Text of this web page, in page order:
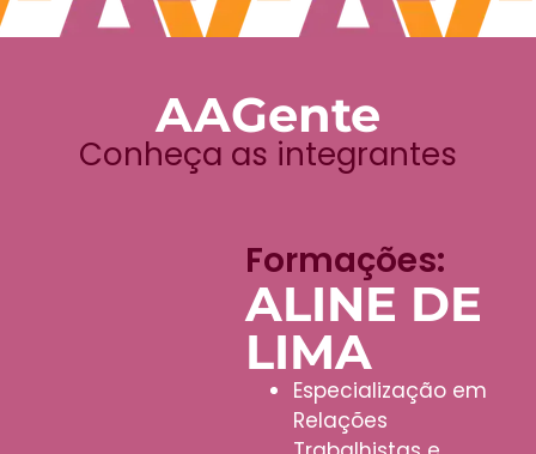
AAGente
Conheça as integrantes
Formações:
ALINE DE
LIMA
Especialização em
Relações